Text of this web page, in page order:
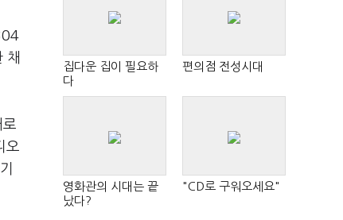
채
오
집다운 집이 필요하
다
편의점 전성시대
영화관의 시대는 끝
났다?
"CD로 구워오세요"